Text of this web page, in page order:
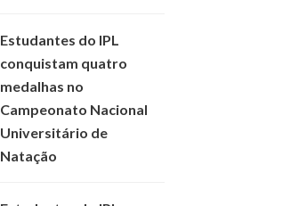
Estudantes do IPL
conquistam quatro
medalhas no
Campeonato Nacional
Universitário de
Natação